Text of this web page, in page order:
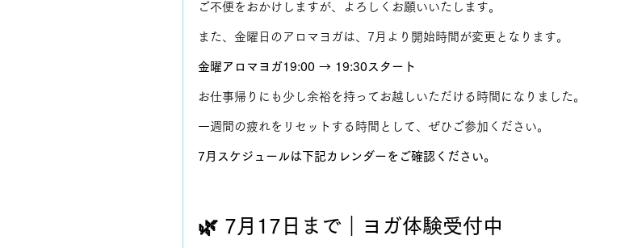
ご不便をおかけしますが、よろしくお願いいたします。
また、金曜日のアロマヨガは、7月より開始時間が変更となります。
金曜アロマヨガ19:00 → 19:30スタート
お仕事帰りにも少し余裕を持ってお越しいただける時間になりました。
一週間の疲れをリセットする時間として、ぜひご参加ください。
7月スケジュールは下記カレンダーをご確認ください。
🌿 7月17日まで｜ヨガ体験受付中